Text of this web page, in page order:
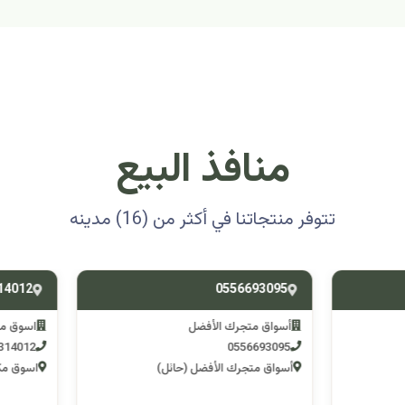
منافذ البيع
تتوفر منتجاتنا في أكثر من (16) مدينه
متجرك الأفضل (حائل)
اسوق مكشات جو (الرصف)